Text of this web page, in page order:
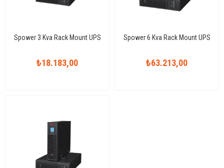
Spower 3 Kva Rack Mount UPS
₺18.183,00
Spower 6 Kva Rack Mount UPS
₺63.213,00